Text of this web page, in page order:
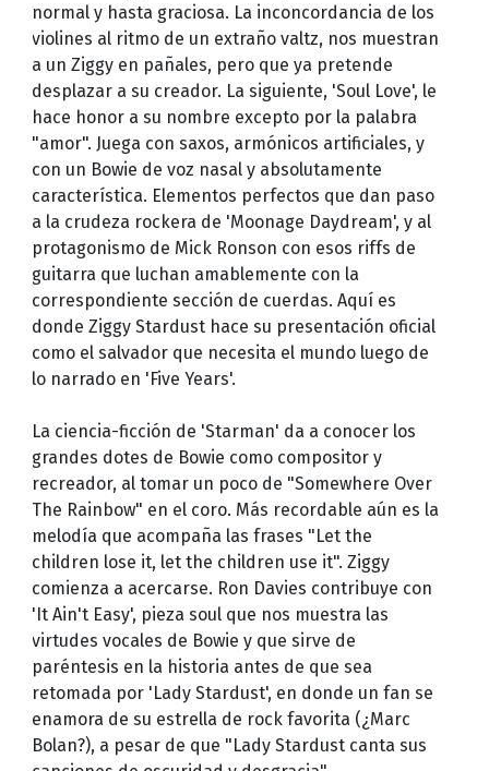
normal y hasta graciosa. La inconcordancia de los
violines al ritmo de un extraño valtz, nos muestran
a un Ziggy en pañales, pero que ya pretende
desplazar a su creador. La siguiente, 'Soul Love', le
hace honor a su nombre excepto por la palabra
"amor". Juega con saxos, armónicos artificiales, y
con un Bowie de voz nasal y absolutamente
característica. Elementos perfectos que dan paso
a la crudeza rockera de 'Moonage Daydream', y al
protagonismo de Mick Ronson con esos riffs de
guitarra que luchan amablemente con la
correspondiente sección de cuerdas. Aquí es
donde Ziggy Stardust hace su presentación oficial
como el salvador que necesita el mundo luego de
lo narrado en 'Five Years'.
La ciencia-ficción de 'Starman' da a conocer los
grandes dotes de Bowie como compositor y
recreador, al tomar un poco de "Somewhere Over
The Rainbow" en el coro. Más recordable aún es la
melodía que acompaña las frases "Let the
children lose it, let the children use it". Ziggy
comienza a acercarse. Ron Davies contribuye con
'It Ain't Easy', pieza soul que nos muestra las
virtudes vocales de Bowie y que sirve de
paréntesis en la historia antes de que sea
retomada por 'Lady Stardust', en donde un fan se
enamora de su estrella de rock favorita (¿Marc
Bolan?), a pesar de que "Lady Stardust canta sus